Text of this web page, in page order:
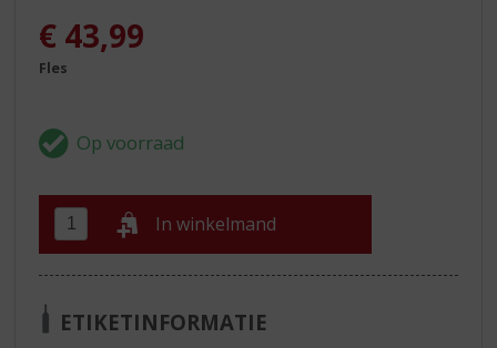
€ 43,99
Fles
In winkelmand
ETIKETINFORMATIE